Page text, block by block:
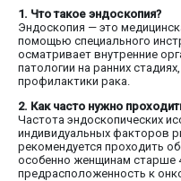
1. Что такое эндоскопия?
Эндоскопия — это
помощью специального
осматривает внутренние
патологии на ранних
профилактики рака.
2. Как часто нужно
Частота эндоскопических
индивидуальных факторов
рекомендуется проходить
особенно женщинам старше
предрасположенность к